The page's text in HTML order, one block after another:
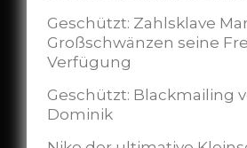
Geschützt: Zahlsklave
Großschwänzen seine
Verfügung
Geschützt: Blackmailing
Dominik